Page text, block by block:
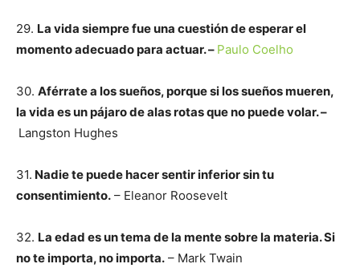
29. La vida siempre fue una cuestión de esperar el
momento adecuado para actuar. – Paulo Coelho
30. Aférrate a los sueños, porque si los sueños mueren,
la vida es un pájaro de alas rotas que no puede volar. –
Langston Hughes
31. Nadie te puede hacer sentir inferior sin tu
consentimiento. – Eleanor Roosevelt
32. La edad es un tema de la mente sobre la materia. Si
no te importa, no importa. – Mark Twain